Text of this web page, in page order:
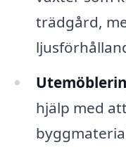
trädgård,
hjälp med